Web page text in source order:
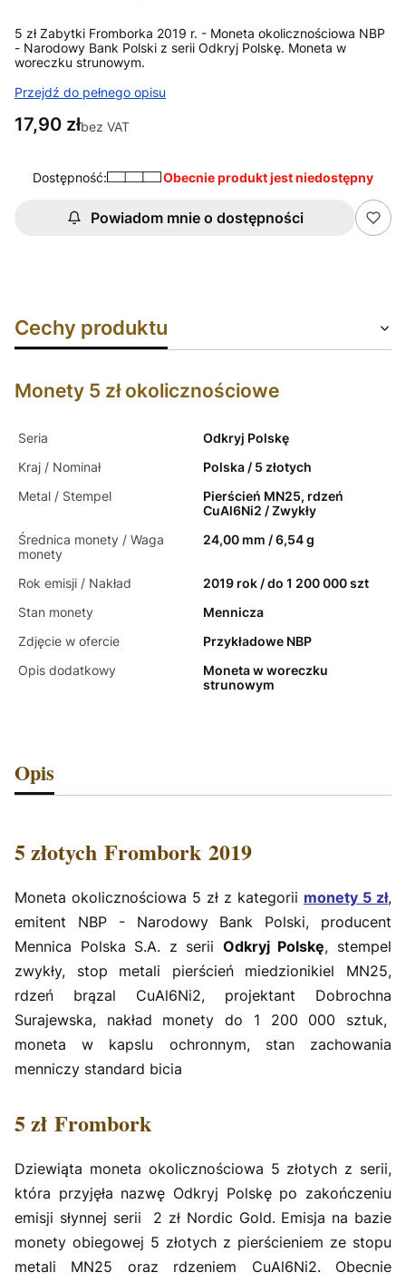
5 zł Zabytki Fromborka 2019 r. - Moneta okolicznościowa NBP
- Narodowy Bank Polski z serii Odkryj Polskę. Moneta w
woreczku strunowym.
Przejdź do pełnego opisu
Cena
17,90 złbez VAT
Dostępność: Obecnie produkt jest niedostępny
Powiadom mnie o dostępności
Cechy produktu
Monety 5 zł okolicznościowe
Seria
Odkryj Polskę
Kraj / Nominał
Polska / 5 złotych
Metal / Stempel
Pierścień MN25, rdzeń
CuAl6Ni2 / Zwykły
Średnica monety / Waga
monety
24,00 mm / 6,54 g
Rok emisji / Nakład
2019 rok / do 1 200 000 szt
Stan monety
Mennicza
Zdjęcie w ofercie
Przykładowe NBP
Opis dodatkowy
Moneta w woreczku
strunowym
Opis
5 złotych Frombork 2019
Moneta okolicznościowa 5 zł z kategorii monety 5 zł,
emitent NBP - Narodowy Bank Polski, producent
Mennica Polska S.A. z serii Odkryj Polskę, stempel
zwykły, stop metali pierścień miedzionikiel MN25,
rdzeń brązal CuAl6Ni2, projektant Dobrochna
Surajewska, nakład monety do 1 200 000 sztuk,
moneta w kapslu ochronnym, stan zachowania
menniczy standard bicia
5 zł Frombork
Dziewiąta moneta okolicznościowa 5 złotych z serii,
która przyjęła nazwę Odkryj Polskę po zakończeniu
emisji słynnej serii 2 zł Nordic Gold. Emisja na bazie
monety obiegowej 5 złotych z pierścieniem ze stopu
metali MN25 oraz rdzeniem CuAl6Ni2. Obecnie